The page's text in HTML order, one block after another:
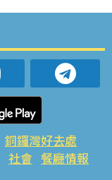
銅鑼灣好去處
社會 餐廳情報